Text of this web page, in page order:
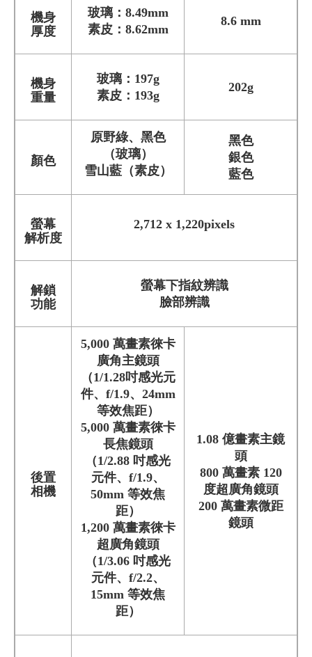
機身
厚度
玻璃：8.49mm
素皮：8.62mm
8.6 mm
機身
重量
玻璃：197g
素皮：193g
202g
顏色
原野綠、黑色
（玻璃）
雪山藍（素皮）
黑色
銀色
藍色
螢幕
解析度
2,712 x 1,220pixels
解鎖
功能
螢幕下指紋辨識
臉部辨識
後置
相機
5,000 萬畫素徠卡
廣角主鏡頭
（1/1.28吋感光元
件、f/1.9、24mm
等效焦距）
5,000 萬畫素徠卡
長焦鏡頭
（1/2.88 吋感光
元件、f/1.9、
50mm 等效焦
距）
1,200 萬畫素徠卡
超廣角鏡頭
（1/3.06 吋感光
元件、f/2.2、
15mm 等效焦
距）
1.08 億畫素主鏡
頭
800 萬畫素 120
度超廣角鏡頭
200 萬畫素微距
鏡頭